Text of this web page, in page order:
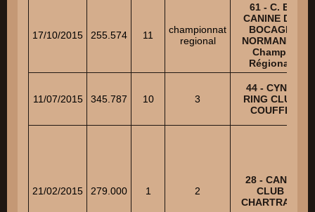
17/10/2015 255.574 11
championnat
regional
61 - C. E.
CANINE DU
BOCAGE
NORMAND -
Champ.
Régional
11/07/2015 345.787 10 3
44 - CYNO
RING CLUB
COUFFE
21/02/2015 279.000 1 2
28 - CANIS
CLUB
CHARTRAIN